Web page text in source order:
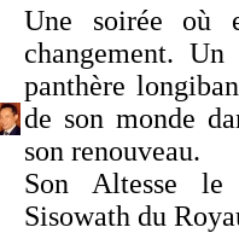
Une soirée où
changement.
panthère
de son monde
son renouveau.
Son Altesse le
Sisowath du